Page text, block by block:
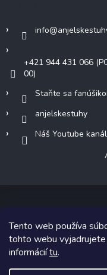
Tento web používa
tohto webu vyjadrujete
informáciítu.
info@
+421 944 431 066
00)
Staňte sa
anjelskestuhy
Náš Youtube kanál
Copyright 2026
Grafický návrh vytvoril a